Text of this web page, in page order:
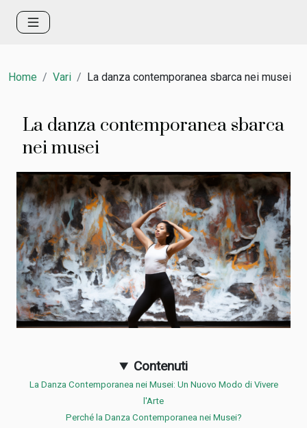
Home Vari La danza contemporanea sbarca nei musei
La danza contemporanea sbarca
nei musei
Contenuti
La Danza Contemporanea nei Musei: Un Nuovo Modo di Vivere
l'Arte
Perché la Danza Contemporanea nei Musei?